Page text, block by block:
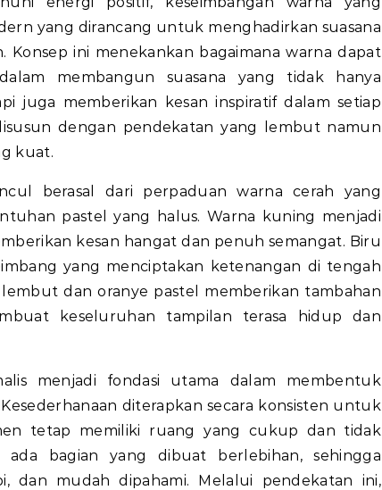
yang dirancang untuk menghadirkan suasana
Konsep ini menekankan bagaimana warna dapat
membangun suasana yang tidak hanya
juga memberikan kesan inspiratif dalam setiap
dengan pendekatan yang lembut namun
kuat.
berasal dari perpaduan warna cerah yang
pastel yang halus. Warna kuning menjadi
kesan hangat dan penuh semangat. Biru
yang menciptakan ketenangan di tengah
lembut dan oranye pastel memberikan tambahan
keseluruhan tampilan terasa hidup dan
menjadi fondasi utama dalam membentuk
diterapkan secara konsisten untuk
tetap memiliki ruang yang cukup dan tidak
ada bagian yang dibuat berlebihan, sehingga
dan mudah dipahami. Melalui pendekatan ini,